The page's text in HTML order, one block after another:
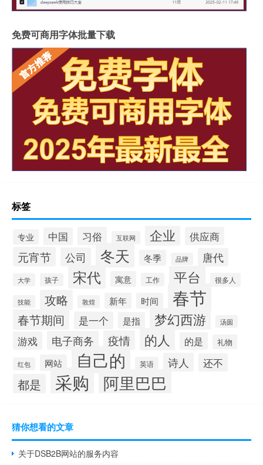
免费可商用字体批量下载
标签
专业 中国 习俗 互联网 企业 供应商
元宵节 公司 冬天 冬季 品牌 唐代
大学 孩子 宋代 寓意 工作 平台 很多人
技能 攻略 敦煌 新年 时间 春节
春节期间 是一个 是指 梦幻西游 汤圆
游戏 电子商务 疫情 的人 的是 礼物
红包 网站 自己的 英语 诗人 还不
都是 采购 阿里巴巴
猜你想看的文章
关于DSB2B网站的服务内容